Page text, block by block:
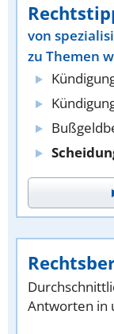
von
zu Themen
Antworten in